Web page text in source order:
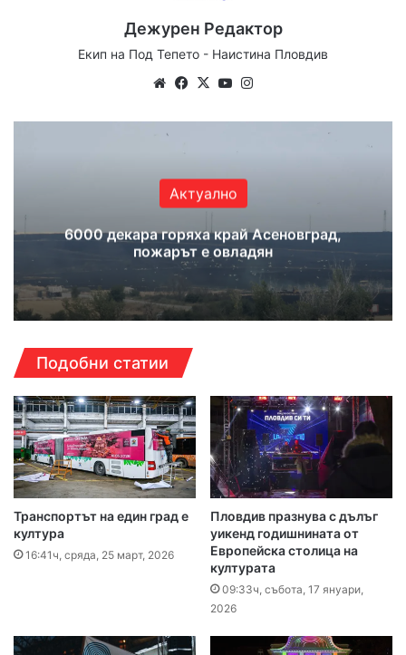
Дежурен Редактор
Екип на Под Тепето - Наистина Пловдив
We
te
Fa
bo
X
Yo
ub ra
Актуално
6000 декара горяха край Асеновград,
пожарът е овладян
Подобни статии
Транспортът на един град е
култура
16:41ч, сряда, 25 март, 2026
Пловдив празнува с дълъг
уикенд годишнината от
Европейска столица на
културата
09:33ч, събота, 17 януари,
2026